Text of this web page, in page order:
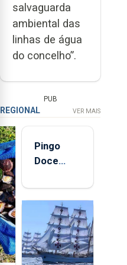
salvaguarda
ambiental das
linhas de água
do concelho”.
PUB
REGIONAL VER MAIS
Pingo
Doce
quinta-
feira nova
loja em
São
Sebastião